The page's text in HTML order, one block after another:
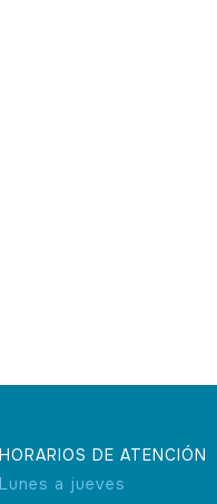
HORARIOS DE ATENCIÓN
Lunes a jueves